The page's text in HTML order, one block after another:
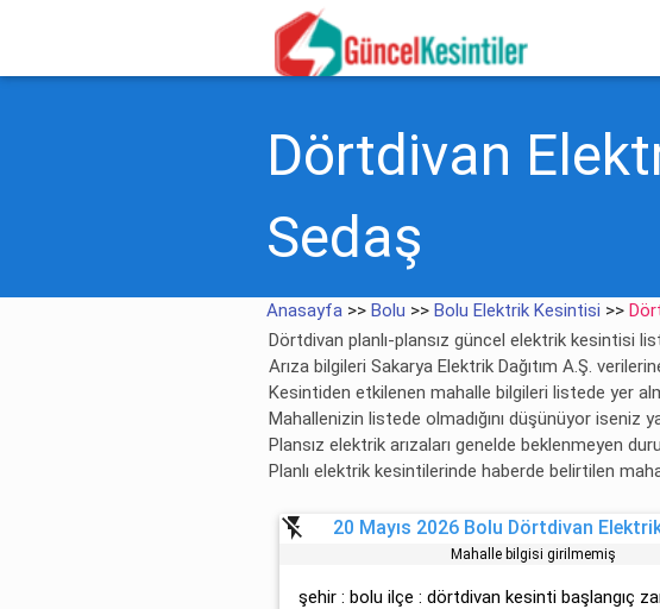
Dörtdivan
Sedaş
Anasayfa >>Bolu >>Bolu Elektrik Kesintisi >>
Dörtdivan planlı-plansız güncel elektrik kesintisi
Arıza bilgileri Sakarya Elektrik Dağıtım A.Ş.
Kesintiden etkilenen mahalle bilgileri listede yer
Mahallenizin listede olmadığını düşünüyor iseniz
Plansız elektrik arızaları genelde beklenmeyen
Planlı elektrik kesintilerinde haberde belirtilen
flash_off 20 Mayıs 2026 Bolu Dörtdivan
Mahalle bilgisi girilmemiş
şehir : bolu ilçe : dörtdivan kesinti başlangıç